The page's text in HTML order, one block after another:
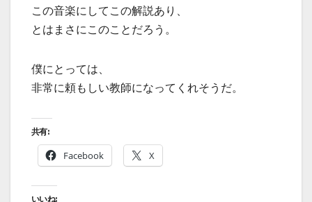
この音楽にしてこの解説あり、
とはまさにこのことだろう。
僕にとっては、
非常に頼もしい教師になってくれそうだ。
共有:
Facebook X
いいね: